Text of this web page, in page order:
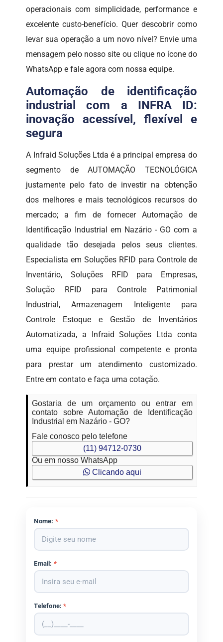
operacionais com simplicidade, performance e
excelente custo-benefício. Quer descobrir como
levar sua operação a um novo nível? Envie uma
mensagem pelo nosso site ou clique no ícone do
WhatsApp e fale agora com nossa equipe.
Automação de identificação
industrial com a INFRA ID:
inovação acessível, flexível e
segura
A Infraid Soluções Ltda é a principal empresa do
segmento de AUTOMAÇÃO TECNOLÓGICA
justamente pelo fato de investir na obtenção
dos melhores e mais tecnológicos recursos do
mercado; a fim de fornecer Automação de
Identificação Industrial em Nazário - GO com a
qualidade tão desejada pelos seus clientes.
Especialista em Soluções RFID para Controle de
Inventário, Soluções RFID para Empresas,
Solução RFID para Controle Patrimonial
Industrial, Armazenagem Inteligente para
Controle Estoque e Gestão de Inventários
Automatizada, a Infraid Soluções Ltda conta
uma equipe profissional competente e pronta
para prestar um atendimento customizado.
Entre em contato e faça uma cotação.
Gostaria de um orçamento ou entrar em
contato sobre Automação de Identificação
Industrial em Nazário - GO?
Fale conosco pelo telefone
(11) 94712-0730
Ou em nosso WhatsApp
Clicando aqui
Nome: *
Email: *
Telefone:*